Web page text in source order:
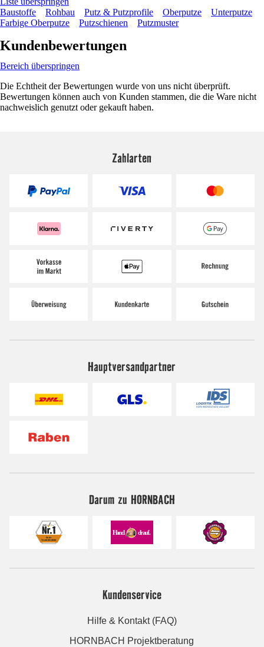
Baustoffe
Rohbau Putz & Putzprofile Oberputze
Unterputze
Farbige Oberputze
Putzschienen Putzmuster
Kundenbewertungen
Bereich überspringen
Die Echtheit der Bewertungen wurde von uns nicht überprüft.
Bewertungen können auch von Kunden stammen, die die Ware nicht
nachweislich genutzt oder gekauft haben.
Zahlarten
Hauptversandpartner
Darum zu HORNBACH
Kundenservice
Hilfe & Kontakt (FAQ)
HORNBACH Projektberatung